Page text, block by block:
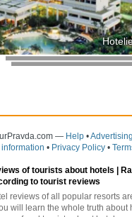
— Help •Advertising
information • Privacy Policy •
of tourists about hotels |
to tourist reviews
reviews of all popular resorts
will learn the whole truth about